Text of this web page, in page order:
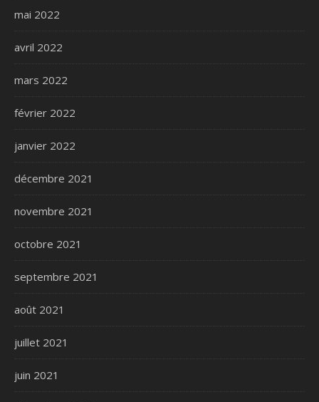
mai 2022
avril 2022
mars 2022
février 2022
janvier 2022
décembre 2021
novembre 2021
octobre 2021
septembre 2021
août 2021
juillet 2021
juin 2021